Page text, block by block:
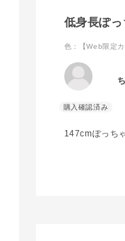
低身長ぽっ
色：【Web限定
147cmぽっち